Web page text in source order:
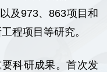
及973、863项目和
程项目等研究。
科研成果。首次发